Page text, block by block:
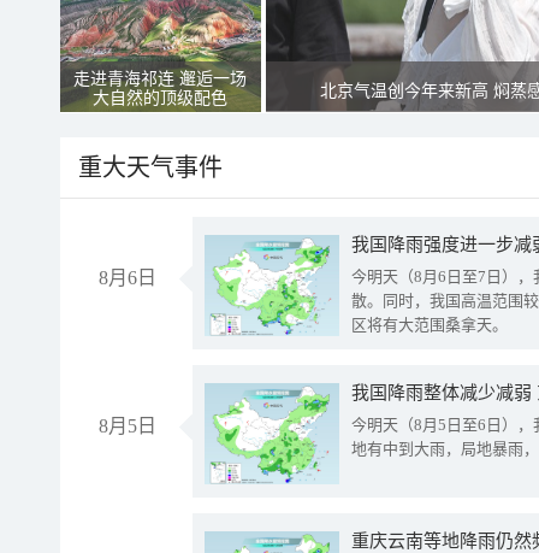
走进青海祁连 邂逅一场
大自然的顶级配色
北京气温创今年来新高 焖蒸
重大天气事件
8月6日
今明天（8月6日至7日）
散。同时，我国高温范围
区将有大范围桑拿天。
8月5日
我国降雨整体减少减弱
今明天（8月5日至6日）
地有中到大雨，局地暴雨
重庆云南等地降雨仍然